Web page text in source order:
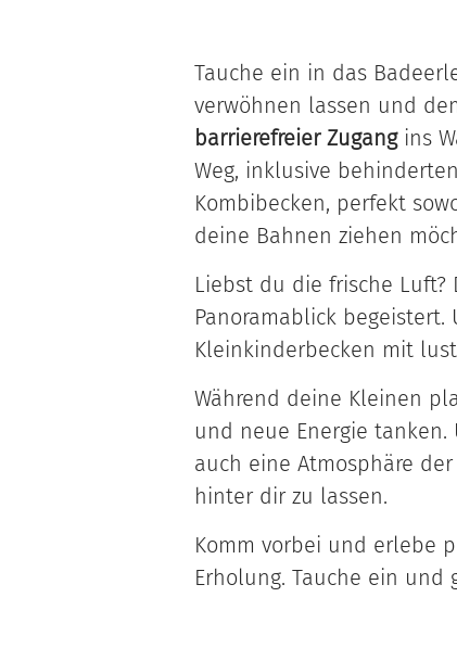
Tauche ein in das
verwöhnen lassen und
barrierefreier Zugangins
Weg, inklusive
Kombibecken, perfekt
deine Bahnen ziehen
Liebst du die frische
Panoramablick
Kleinkinderbecken mit
Während deine Kleinen
und neue Energie
auch eine Atmosphäre
hinter dir zu lassen.
Komm vorbei und erlebe
Erholung. Tauche ein